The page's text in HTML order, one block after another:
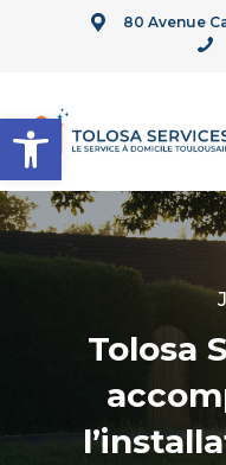
Ouvrir la
80 Avenue
Tolosa